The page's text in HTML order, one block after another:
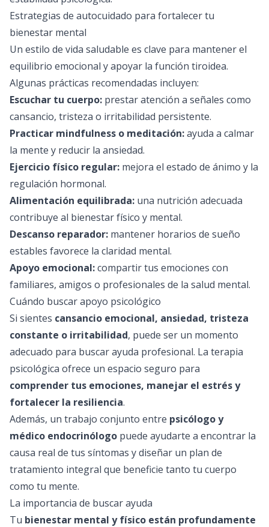
Estrategias de autocuidado para fortalecer tu
bienestar mental
Un estilo de vida saludable es clave para mantener el
equilibrio emocional y apoyar la función tiroidea.
Algunas prácticas recomendadas incluyen:
Escuchar tu cuerpo: prestar atención a señales como
cansancio, tristeza o irritabilidad persistente.
Practicar mindfulness o meditación:ayuda a calmar
la mente y reducir la ansiedad.
Ejercicio físico regular: mejora el estado de ánimo y la
regulación hormonal.
Alimentación equilibrada: una nutrición adecuada
contribuye al bienestar físico y mental.
Descanso reparador: mantener horarios de sueño
estables favorece la claridad mental.
Apoyo emocional:compartir tus emociones con
familiares, amigos o profesionales de la salud mental.
Cuándo buscar apoyo psicológico
Si sientes cansancio emocional, ansiedad, tristeza
constante o irritabilidad, puede ser un momento
adecuado para buscar ayuda profesional. La terapia
psicológica ofrece un espacio seguro para
comprender tus emociones, manejar el estrés y
fortalecer la resiliencia.
Además, un trabajo conjunto entre psicólogo y
médico endocrinólogo puede ayudarte a encontrar la
causa real de tus síntomas y diseñar un plan de
tratamiento integral que beneficie tanto tu cuerpo
como tu mente.
La importancia de buscar ayuda
Tu bienestar mental y físico están profundamente